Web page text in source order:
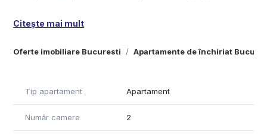
Oferte imobiliare Bucuresti Apartamente de închiriat
- Suprafață generoasă de aproximativ 100 mp
- Living open-space cu bucătărie modernă
Avantaje:
- Centrală termică proprie – control total asupra confortului
Citește mai mult
Tip apartament Apartament
Număr camere 2